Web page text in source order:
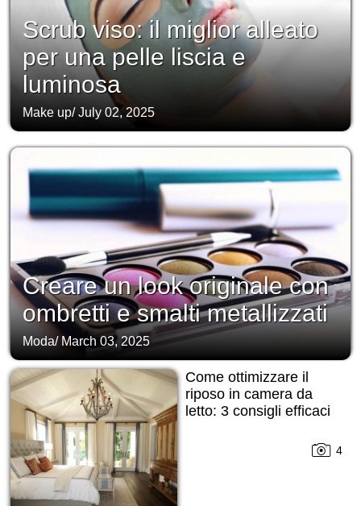
Scrub viso: il miglior alleato
per una pelle liscia e
luminosa
Make up/July 02, 2025
Creare un look originale con
ombretti e smalti metallizzati
Moda/ March 03, 2025
Come ottimizzare il
riposo in camera da
letto: 3 consigli efficaci
4